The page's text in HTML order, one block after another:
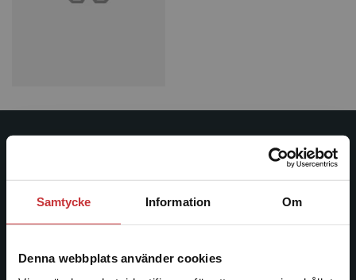
Samtycke Information Om
Denna webbplats använder cookies
ledande utbildningsförlag. Med läromedel, kurslitteratur,
facklitteratur, utbildningar och digitala
längs hela kunskapsresan.